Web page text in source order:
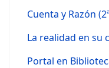
Cuenta y Razón
La realidad en su
Portal en